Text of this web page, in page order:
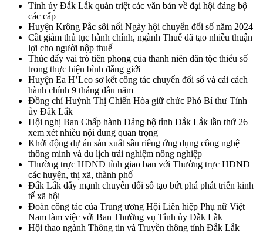
Tỉnh ủy Đắk Lắk quán triệt các văn bản về đại hội đảng bộ
các cấp
Huyện Krông Pắc sôi nổi Ngày hội chuyển đổi số năm 2024
Cắt giảm thủ tục hành chính, ngành Thuế đã tạo nhiều thuận
lợi cho người nộp thuế
Thúc đẩy vai trò tiên phong của thanh niên dân tộc thiểu số
trong thực hiện bình đẳng giới
Huyện Ea H’Leo sơ kết công tác chuyển đổi số và cải cách
hành chính 9 tháng đầu năm
Đồng chí Huỳnh Thị Chiến Hòa giữ chức Phó Bí thư Tỉnh
ủy Đắk Lắk
Hội nghị Ban Chấp hành Đảng bộ tỉnh Đắk Lắk lần thứ 26
xem xét nhiều nội dung quan trọng
Khởi động dự án sản xuất sầu riêng ứng dụng công nghệ
thông minh và du lịch trải nghiệm nông nghiệp
Thường trực HĐND tỉnh giao ban với Thường trực HĐND
các huyện, thị xã, thành phố
Đắk Lắk đẩy mạnh chuyển đổi số tạo bứt phá phát triển kinh
tế xã hội
Đoàn công tác của Trung ương Hội Liên hiệp Phụ nữ Việt
Nam làm việc với Ban Thường vụ Tỉnh ủy Đắk Lắk
Hội thao ngành Thông tin và Truyền thông tỉnh Đắk Lắk